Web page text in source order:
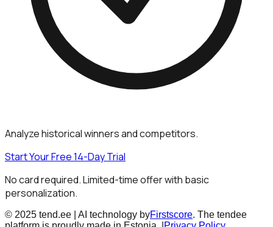
Analyze historical winners and competitors.
Start Your Free 14-Day Trial
No card required. Limited-time offer with basic
personalization.
© 2025 tend.ee | AI technology byFirstscore. The tendee